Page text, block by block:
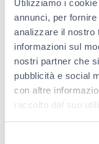
Utilizziamo i
annunci, per
analizzare il nostro
informazioni sul
nostri partner che
pubblicità e social
con altre
raccolto dal suo
Satèn e Rosé
Franciacorta
un metodo
Se hai trovato
di più sui nostri